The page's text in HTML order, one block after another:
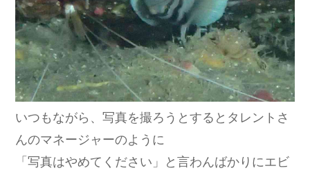
いつもながら、写真を撮ろうとするとタレントさ
んのマネージャーのように
「写真はやめてください」と言わんばかりにエビ